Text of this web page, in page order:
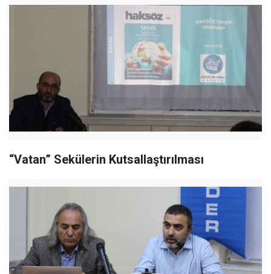
“Vatan” Sekülerin Kutsallaştırılması